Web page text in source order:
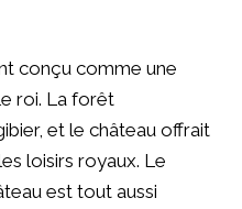
conçu comme une
roi. La forêt
et le château offrait
loisirs royaux. Le
est tout aussi